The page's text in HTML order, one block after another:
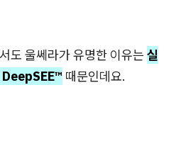
도 울쎄라가 유명한 이유는 실
DeepSEE™ 때문인데요.